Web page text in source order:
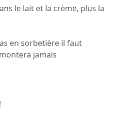
le lait et la crème, plus la
en sorbetière il faut
jamais